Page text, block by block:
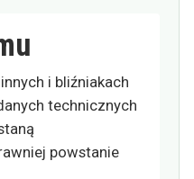
i bliźniakach
technicznych
powstanie